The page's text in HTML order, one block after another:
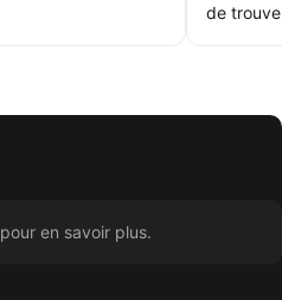
de
pour en savoir plus.